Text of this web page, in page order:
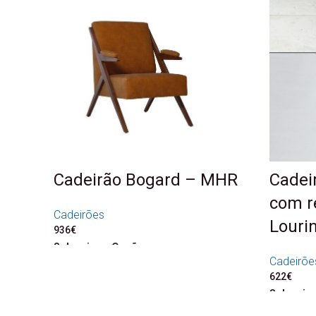
Cadeirão Bogard – MHR
Cadeirões
936€
Seleccione Opções
com
622€